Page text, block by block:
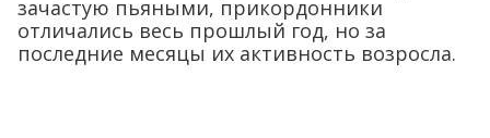
зачастую пьяными, прикордонники
отличались весь прошлый год, но за
последние месяцы их активность возросла.